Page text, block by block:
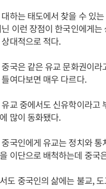
하는 태도에서 찾을 수 있
이런 장점이 한국인에게
대적으로 적다.
국은 같은 유교 문화권이
여다보면 매우 다르다.
교 중에서도 신유학이라고
많이 동화됐다.
국인에게 유교는 정치와
이단으로 배척하는데 중국
도 중국인의 삶에는 불교,